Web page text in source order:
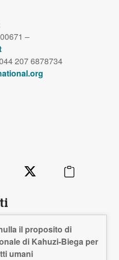
–
207 6878734
il proposito di
di Kahuzi-Biega per
umani